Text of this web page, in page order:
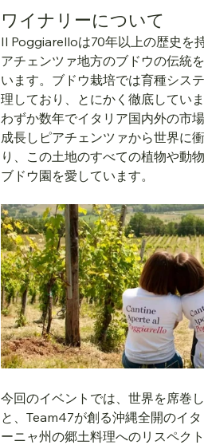
ワイナリーについて
Il Poggiarelloは70年以上の歴史を
アチェンツァ地方のブドウの伝統
います。ブドウ栽培では育種シス
理しており、とにかく徹底してい
わずか数年でイタリア国内外の市
成長しピアチェンツァから世界に
り、この土地のすべての植物や動
ブドウ園を愛しています。
今回のイベントでは、世界を席巻
と、Team47が創る沖縄全開のイ
ーニャ州の郷土料理へのリスペク